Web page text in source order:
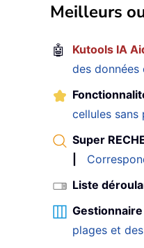
Meilleurs
🤖 Kutools IA
des données
cellules sans
Super
Liste
plages et